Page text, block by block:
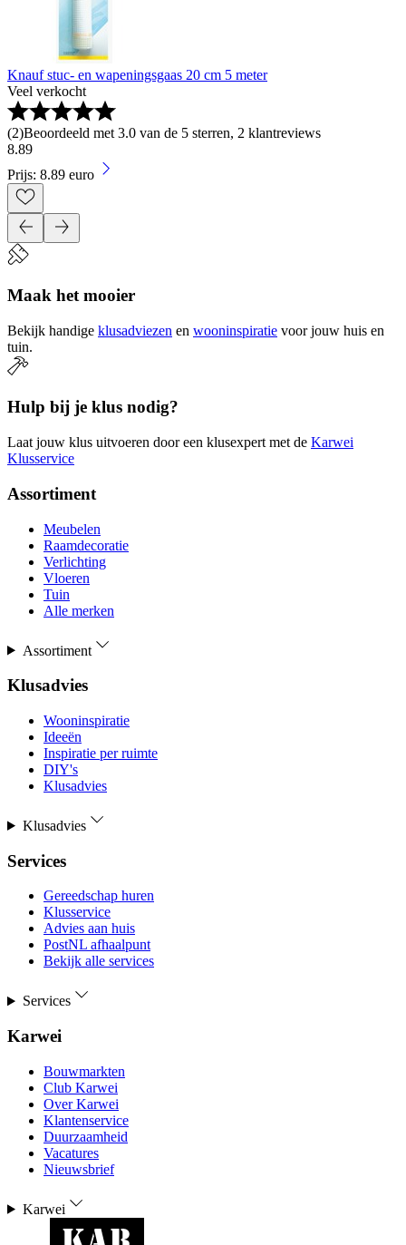
Knauf stuc- en wapeningsgaas 20 cm 5 meter
Veel verkocht
(2)Beoordeeld met 3.0 van de 5 sterren, 2 klantreviews
8.89
Prijs: 8.89 euro
Maak het mooier
Bekijk handige klusadviezen en wooninspiratie voor jouw huis en
tuin.
Hulp bij je klus nodig?
Laat jouw klus uitvoeren door een klusexpert met de Karwei
Klusservice
Assortiment
Meubelen
Raamdecoratie
Verlichting
Vloeren
Tuin
Alle merken
Assortiment
Klusadvies
Wooninspiratie
Ideeën
Inspiratie per ruimte
DIY's
Klusadvies
Klusadvies
Services
Gereedschap huren
Klusservice
Advies aan huis
PostNL afhaalpunt
Bekijk alle services
Services
Karwei
Bouwmarkten
Club Karwei
Over Karwei
Klantenservice
Duurzaamheid
Vacatures
Nieuwsbrief
Karwei